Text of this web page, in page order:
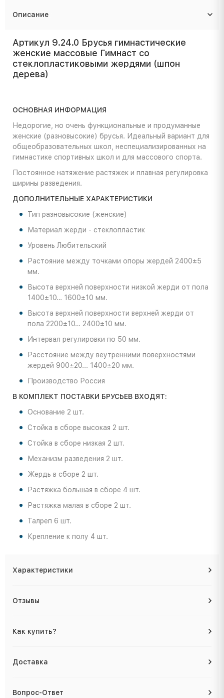
Описание
Артикул 9.24.0 Брусья гимнастические
женские массовые Гимнаст со
стеклопластиковыми жердями (шпон
дерева)
ОСНОВНАЯ ИНФОРМАЦИЯ
Недорогие, но очень функциональные и продуманные
женские (разновысокие) брусья. Идеальный вариант для
общеобразовательных школ, неспециализированных на
гимнастике спортивных школ и для массового спорта.
Постоянное натяжение растяжек и плавная регулировка
ширины разведения.
ДОПОЛНИТЕЛЬНЫЕ ХАРАКТЕРИСТИКИ
Тип разновысокие (женские)
Материал жерди - стеклопластик
Уровень Любительский
Растояние между точками опоры жердей 2400±5
мм.
Высота верхней поверхности низкой жерди от пола
1400±10… 1600±10 мм.
Высота верхней поверхности верхней жерди от
пола 2200±10… 2400±10 мм.
Интервал регулировки по 50 мм.
Расстояние между веутренними поверхностями
жердей 900±20... 1400±20 мм.
Производство Россия
В КОМПЛЕКТ ПОСТАВКИ БРУСЬЕВ ВХОДЯТ:
Основание 2 шт.
Стойка в сборе высокая 2 шт.
Стойка в сборе низкая 2 шт.
Механизм разведения 2 шт.
Жердь в сборе 2 шт.
Растяжка большая в сборе 4 шт.
Растяжка малая в сборе 2 шт.
Талреп 6 шт.
Крепление к полу 4 шт.
Характеристики
Отзывы
Как купить?
Доставка
Вопрос-Ответ